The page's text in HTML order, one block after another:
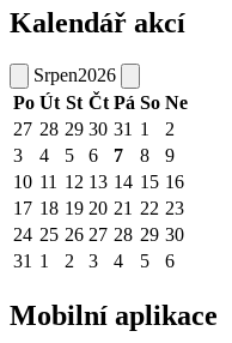
Kalendář akcí
Srpen2026
Po Út St Čt Pá So Ne
27 28 29 30 31 1
2
3
4 5 6 7 8
9
10 11 12 13 14 15 16
17 18 19 20 21 22 23
24 25 26 27 28 29 30
31 1 2 3 4 5 6
Mobilní aplikace